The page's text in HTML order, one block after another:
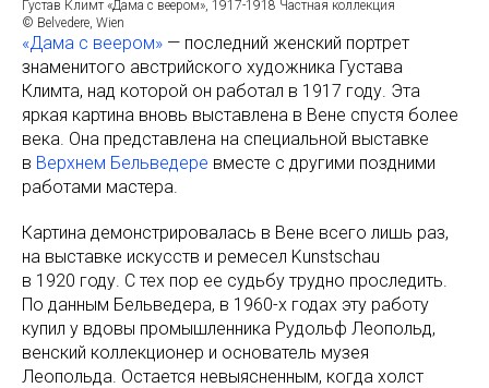
Густав Климт «Дама с веером», 1917-1918 Частная коллекция
© Belvedere, Wien
«Дама с веером» — последний женский портрет
знаменитого австрийского художника Густава
Климта, над которой он работал в 1917 году. Эта
яркая картина вновь выставлена в Вене спустя более
века. Она представлена на специальной выставке
в Верхнем Бельведере вместе с другими поздними
работами мастера.
Картина демонстрировалась в Вене всего лишь раз,
на выставке искусств и ремесел Kunstschau
в 1920 году. С тех пор ее судьбу трудно проследить.
По данным Бельведера, в 1960-х годах эту работу
купил у вдовы промышленника Рудольф Леопольд,
венский коллекционер и основатель музея
Леопольда. Остается невыясненным, когда холст